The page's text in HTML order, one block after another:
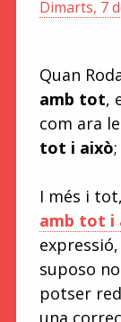
Dimarts, 7
Quan
amb tot,
com ara
tot i això
I més i
amb tot i
suposo
potser
una